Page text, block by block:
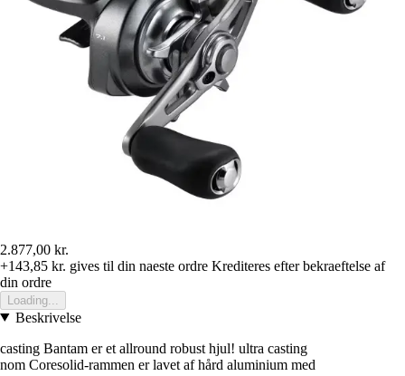
2.877,00 kr.
+143,85 kr. gives til din naeste ordre Krediteres efter bekraeftelse af
din ordre
Loading...
Beskrivelse
casting Bantam er et allround robust hjul! ultra casting
nom Coresolid-rammen er lavet af hård aluminium med